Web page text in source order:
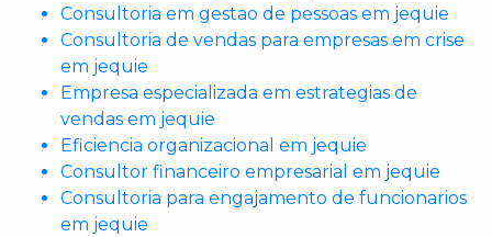
Consultoria em gestao de pessoas em jequie
Consultoria de vendas para empresas em crise
em jequie
Empresa especializada em estrategias de
vendas em jequie
Eficiencia organizacional em jequie
Consultor financeiro empresarial em jequie
Consultoria para engajamento de funcionarios
em jequie